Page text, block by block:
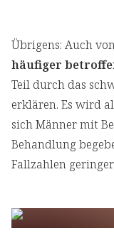
Übrigens: Auch
häufiger
Teil durch das
erklären. Es wird
sich Männer mit
Behandlung
Fallzahlen